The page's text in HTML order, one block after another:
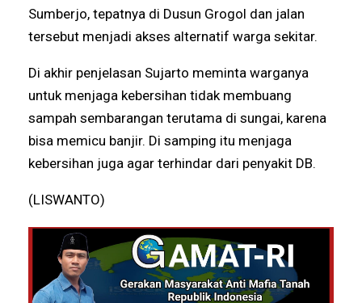
Sumberjo, tepatnya di Dusun Grogol dan jalan
tersebut menjadi akses alternatif warga sekitar.
Di akhir penjelasan Sujarto meminta warganya
untuk menjaga kebersihan tidak membuang
sampah sembarangan terutama di sungai, karena
bisa memicu banjir. Di samping itu menjaga
kebersihan juga agar terhindar dari penyakit DB.
(LISWANTO)